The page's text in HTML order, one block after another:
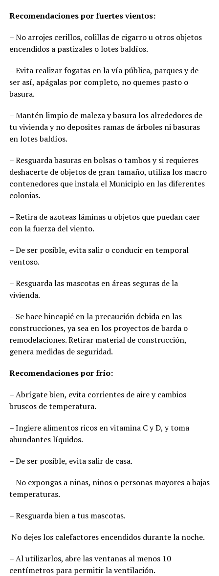
Recomendaciones por fuertes vientos:
– No arrojes cerillos, colillas de cigarro u otros objetos
encendidos a pastizales o lotes baldíos.
– Evita realizar fogatas en la vía pública, parques y de
ser así, apágalas por completo, no quemes pasto o
basura.
– Mantén limpio de maleza y basura los alrededores de
tu vivienda y no deposites ramas de árboles ni basuras
en lotes baldíos.
– Resguarda basuras en bolsas o tambos y si requieres
deshacerte de objetos de gran tamaño, utiliza los macro
contenedores que instala el Municipio en las diferentes
colonias.
– Retira de azoteas láminas u objetos que puedan caer
con la fuerza del viento.
– De ser posible, evita salir o conducir en temporal
ventoso.
– Resguarda las mascotas en áreas seguras de la
vivienda.
– Se hace hincapié en la precaución debida en las
construcciones, ya sea en los proyectos de barda o
remodelaciones. Retirar material de construcción,
genera medidas de seguridad.
Recomendaciones por frío:
– Abrígate bien, evita corrientes de aire y cambios
bruscos de temperatura.
– Ingiere alimentos ricos en vitamina C y D, y toma
abundantes líquidos.
– De ser posible, evita salir de casa.
– No expongas a niñas, niños o personas mayores a bajas
temperaturas.
– Resguarda bien a tus mascotas.
No dejes los calefactores encendidos durante la noche.
– Al utilizarlos, abre las ventanas al menos 10
centímetros para permitir la ventilación.